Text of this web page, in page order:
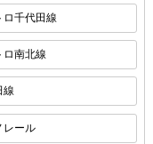
ロ千代田線
ロ南北線
線
レール